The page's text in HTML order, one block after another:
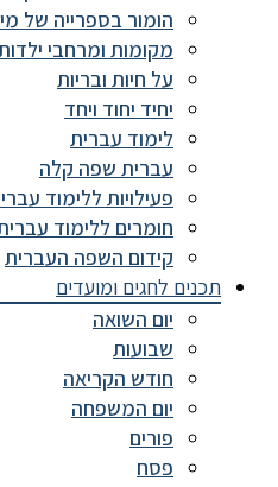
הומור בספרייה של
מקומות ומרחבי
על חיות ובריות
יחיד יחוד ויחד
לימוד עברית
עברית שפה קלה
פעילויות ללימוד
חומרים ללימוד
קידום השפה העברית
תכנים לחגים ומועדים
יום השואה
שבועות
חודש הקריאה
יום המשפחה
פורים
פסח